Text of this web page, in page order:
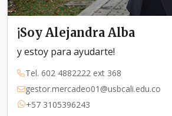
¡Soy Alejandra Alba
y estoy para ayudarte!
Tel. 602 4882222 ext 368
gestor.mercadeo01@usbcali.edu.co
+57 3105396243